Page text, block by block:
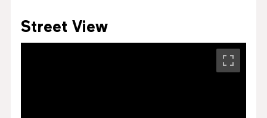
Street View